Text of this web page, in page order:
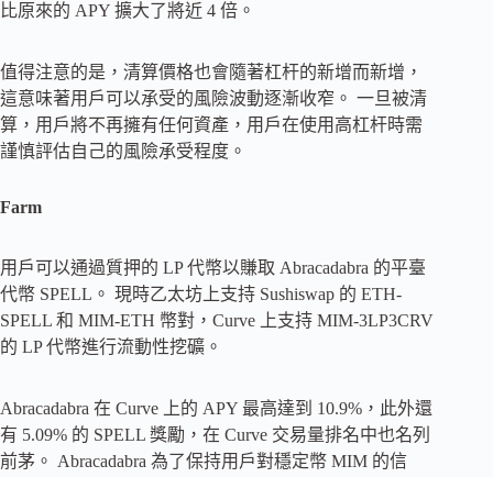
比原來的 APY 擴大了將近 4 倍。
值得注意的是，清算價格也會隨著杠杆的新增而新增，
這意味著用戶可以承受的風險波動逐漸收窄。 一旦被清
算，用戶將不再擁有任何資產，用戶在使用高杠杆時需
謹慎評估自己的風險承受程度。
Farm
用戶可以通過質押的 LP 代幣以賺取 Abracadabra 的平臺
代幣 SPELL。 現時乙太坊上支持 Sushiswap 的 ETH-
SPELL 和 MIM-ETH 幣對，Curve 上支持 MIM-3LP3CRV
的 LP 代幣進行流動性挖礦。
Abracadabra 在 Curve 上的 APY 最高達到 10.9%，此外還
有 5.09% 的 SPELL 獎勵，在 Curve 交易量排名中也名列
前茅。 Abracadabra 為了保持用戶對穩定幣 MIM 的信